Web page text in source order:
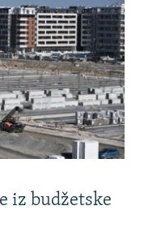
iz budžetske